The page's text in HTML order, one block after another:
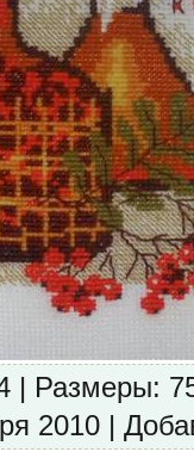
| Размеры:
2010 |